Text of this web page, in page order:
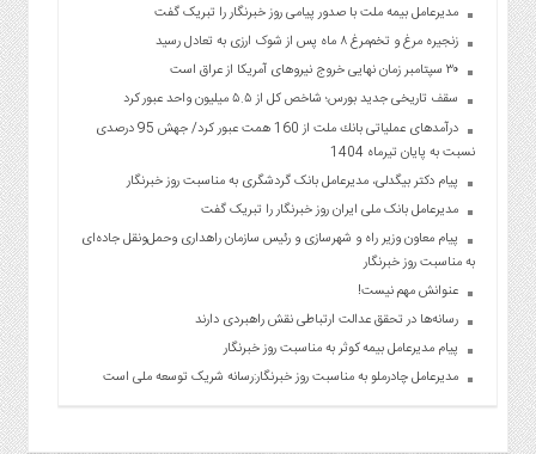
مدیرعامل بیمه ملت با صدور پیامی روز خبرنگار را تبریک گفت
زنجیره مرغ و تخم‌مرغ ۸ ماه پس از شوک ارزی به تعادل رسید
۳۰ سپتامبر زمان نهایی خروج نیروهای آمریکا از عراق است
سقف تاریخی جدید بورس؛ شاخص کل از ۵.۵ میلیون واحد عبور کرد
درآمدهای عملیاتی بانك ملت از 160 همت عبور كرد/ جهش 95 درصدی
نسبت به پایان تیرماه 1404
پیام دکتر بیگدلی، مدیرعامل بانک گردشگری به مناسبت روز خبرنگار
مدیرعامل بانک ملی ایران روز خبرنگار را تبریک گفت
پیام معاون وزیر راه و شهرسازی و رئیس سازمان راهداری وحمل‌ونقل جاده‌ای
به مناسبت روز خبرنگار
عنوانش مهم نیست!
رسانه‌ها در تحقق عدالت ارتباطی نقش راهبردی دارند
پیام مدیرعامل بیمه کوثر به مناسبت روز خبرنگار
مدیرعامل چادرملو به مناسبت روز خبرنگار:رسانه شریک توسعه ملی است